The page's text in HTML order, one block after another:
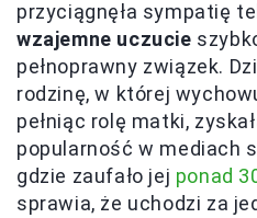
przyciągnęła sympatię
wzajemne uczucie
pełnoprawny związek.
rodzinę, w której
pełniąc rolę matki,
popularność w mediach
gdzie zaufało jej ponad
sprawia, że uchodzi za